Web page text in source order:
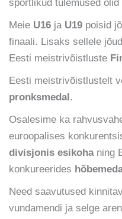
sportlikud tulemused olid
Meie U16 ja U19 poisid
finaali. Lisaks sellele
Eesti meistrivõistluste
Eesti meistrivõistlustelt
pronksmedal.
Osalesime ka
euroopalises
divisjonis esikohaning
konkureerides
Need saavutused
vundamendi ja selge